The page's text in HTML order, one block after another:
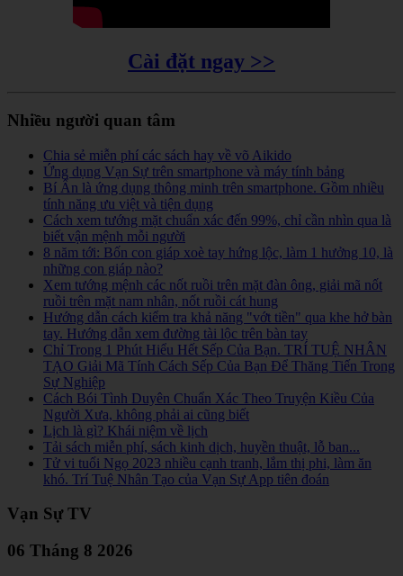
Cài đặt ngay >>
Nhiều người quan tâm
Chia sẻ miễn phí các sách hay về võ Aikido
Ứng dụng Vạn Sự trên smartphone và máy tính bảng
Bí Ẩn là ứng dụng thông minh trên smartphone. Gồm nhiều
tính năng ưu việt và tiện dụng
Cách xem tướng mặt chuẩn xác đến 99%, chỉ cần nhìn qua là
biết vận mệnh mỗi người
8 năm tới: Bốn con giáp xoè tay hứng lộc, làm 1 hưởng 10, là
những con giáp nào?
Xem tướng mệnh các nốt ruồi trên mặt đàn ông, giải mã nốt
ruồi trên mặt nam nhân, nốt ruồi cát hung
Hướng dẫn cách kiểm tra khả năng "vớt tiền" qua khe hở bàn
tay. Hướng dẫn xem đường tài lộc trên bàn tay
Chỉ Trong 1 Phút Hiểu Hết Sếp Của Bạn. TRÍ TUỆ NHÂN
TẠO Giải Mã Tính Cách Sếp Của Bạn Để Thăng Tiến Trong
Sự Nghiệp
Cách Bói Tình Duyên Chuẩn Xác Theo Truyện Kiều Của
Người Xưa, không phải ai cũng biết
Lịch là gì? Khái niệm về lịch
Tải sách miễn phí, sách kinh dịch, huyền thuật, lỗ ban...
Tử vi tuổi Ngọ 2023 nhiều cạnh tranh, lắm thị phi, làm ăn
khó. Trí Tuệ Nhân Tạo của Vạn Sự App tiên đoán
Vạn Sự TV
06 Tháng 8 2026